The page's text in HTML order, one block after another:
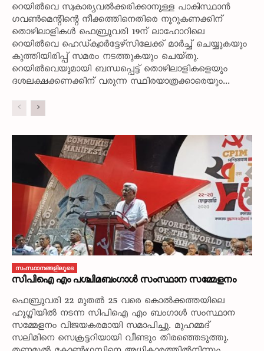
റെയിൽവെ സ്വകാര്യവൽക്കരിക്കാനുള്ള പാകിസ്ഥാൻ
ഗവൺമെന്റിന്റെ നീക്കത്തിനെതിരെ നൂറുകണക്കിന്‌
തൊഴിലാളികൾ ഫെബ്രുവരി 19ന്‌ ലാഹോറിലെ
റെയിൽവെ ഹെഡ്‌ക്വാർട്ടേഴ്‌സിലേക്ക്‌ മാർച്ച്‌ ചെയ്യുകയും
കുത്തിയിരിപ്പ്‌ സമരം നടത്തുകയും ചെയ്‌തു.
റെയിൽവെയുമായി ബന്ധപ്പെട്ട്‌ തൊഴിലാളികളെയും
ദശലക്ഷക്കണക്കിന്‌ വരുന്ന സ്ഥിരയാത്രക്കാരെയും...
സംസ്ഥാനങ്ങളിലൂടെ
സിപിഐ എം പശ്ചിമബംഗാൾ സംസ്ഥാന സമ്മേളനം
ഫെബ്രുവരി 22 മുതൽ 25 വരെ കൊൽക്കത്തയിലെ
ഹൂഗ്ലിയിൽ നടന്ന സിപിഐ എം ബംഗാൾ സംസ്ഥാന
സമ്മേളനം വിജയകരമായി സമാപിച്ചു. മുഹമ്മദ്‌
സലിമിനെ സെക്രട്ടറിയായി വീണ്ടും തിരഞ്ഞെടുത്തു.